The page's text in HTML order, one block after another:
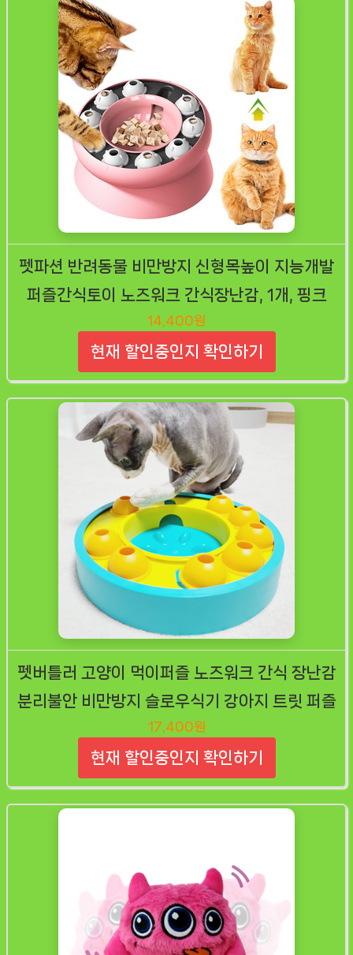
펫파션 반려동물 비만방지 신형목높이 지능개발
퍼즐간식토이 노즈워크 간식장난감, 1개, 핑크
14,400원
현재 할인중인지 확인하기
펫버틀러 고양이 먹이퍼즐 노즈워크 간식 장난감
분리불안 비만방지 슬로우식기 강아지 트릿 퍼즐
17,400원
현재 할인중인지 확인하기